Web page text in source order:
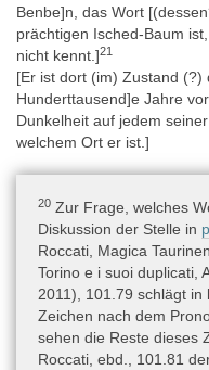
Benbe]n, das Wort
prächtigen Isched-Baum
nicht kennt.]21
[Er ist dort (im) Zustand (?)
Hunderttausend]e Jahre
Dunkelheit auf jedem
welchem Ort er ist.]
20 Zur Frage, welches
Diskussion der Stelle in
Roccati, Magica
Torino e i suoi duplicati,
2011), 101.79 schlägt in
Zeichen nach dem
sehen die Reste dieses
Roccati, ebd., 101.81